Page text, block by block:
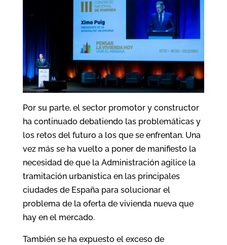
Por su parte, el sector promotor y constructor
ha continuado debatiendo las problemáticas y
los retos del futuro a los que se enfrentan. Una
vez más se ha vuelto a poner de manifiesto la
necesidad de que la Administración agilice la
tramitación urbanística en las principales
ciudades de España para solucionar el
problema de la oferta de vivienda nueva que
hay en el mercado.
También se ha expuesto el exceso de